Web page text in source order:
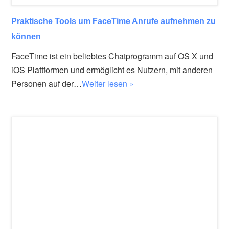
Praktische Tools um FaceTime Anrufe aufnehmen zu
können
FaceTime ist ein beliebtes Chatprogramm auf OS X und
iOS Plattformen und ermöglicht es Nutzern, mit anderen
Personen auf der…Weiter lesen »